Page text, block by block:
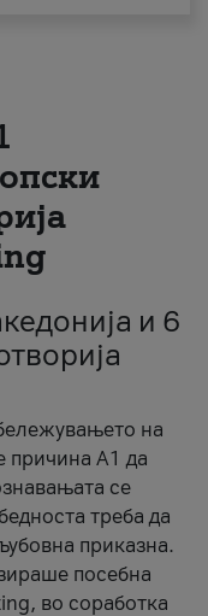
и 6
на
причина А1 да
се
треба да
приказна.
посебна
во соработка